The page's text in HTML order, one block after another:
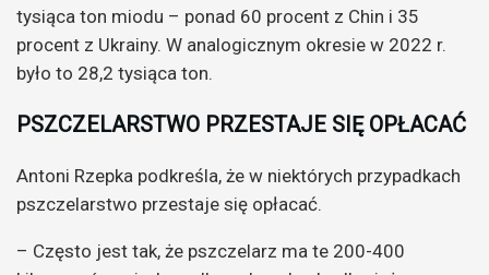
tysiąca ton miodu – ponad 60 procent z Chin i 35
procent z Ukrainy. W analogicznym okresie w 2022 r.
było to 28,2 tysiąca ton.
PSZCZELARSTWO PRZESTAJE SIĘ OPŁACAĆ
Antoni Rzepka podkreśla, że w niektórych przypadkach
pszczelarstwo przestaje się opłacać.
– Często jest tak, że pszczelarz ma te 200-400